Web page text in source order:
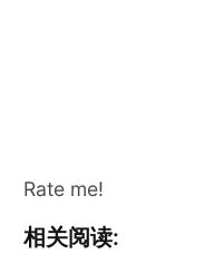
Rate me!
相关阅读: